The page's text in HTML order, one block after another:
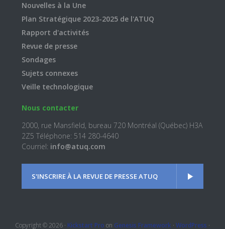
Nouvelles à la Une
Plan Stratégique 2023-2025 de l'ATUQ
Rapport d'activités
Revue de presse
Sondages
Sujets connexes
Veille technologique
Nous contacter
2000, rue Mansfield, bureau 720 Montréal (Québec) H3A
2Z5 Téléphone: 514 280-4640
Courriel: info@atuq.com
S'INSCRIRE À LA REVUE DE PRESSE ATUQ
Copyright © 2026 · Kickstart Pro on Genesis Framework · WordPress ·